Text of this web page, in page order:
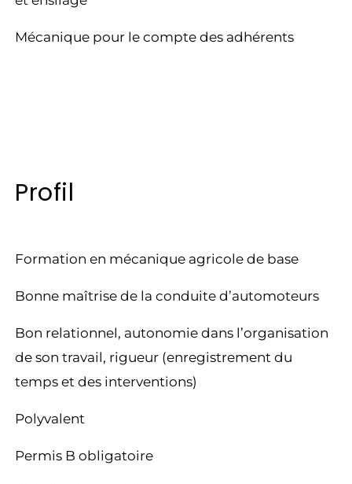
Mécanique pour le compte des adhérents
Profil
Formation en mécanique agricole de base
Bonne maîtrise de la conduite d’automoteurs
Bon relationnel, autonomie dans l’organisation
de son travail, rigueur (enregistrement du
temps et des interventions)
Polyvalent
Permis B obligatoire